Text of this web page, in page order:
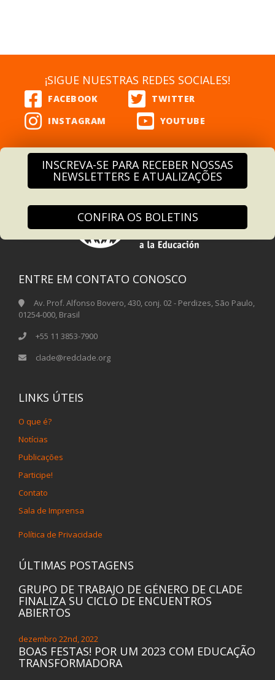
¡SIGUE NUESTRAS REDES SOCIALES!
INSCREVA-SE PARA RECEBER NOSSAS
NEWSLETTERS E ATUALIZAÇÕES
CONFIRA OS BOLETINS
ENTRE EM CONTATO CONOSCO
Av. Prof. Alfonso Bovero, 430, conj. 02 - Perdizes, São Paulo,
01254-000, Brasil
+55 11 3853-7900
clade@redclade.org
LINKS ÚTEIS
O que é?
Notícias
Publicações
Participe!
Contato
Sala de Imprensa
Política de Privacidade
ÚLTIMAS POSTAGENS
GRUPO DE TRABAJO DE GÉNERO DE CLADE
FINALIZA SU CICLO DE ENCUENTROS
ABIERTOS
dezembro 22nd, 2022
BOAS FESTAS! POR UM 2023 COM EDUCAÇÃO
TRANSFORMADORA